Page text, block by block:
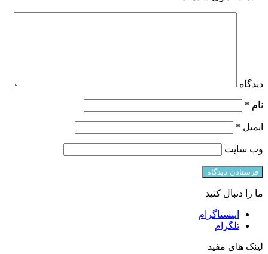
دیدگاه
نام *
ایمیل *
وب‌ سایت
ما را دنبال کنید
اینستاگرام
تلگرام
لینک های مفید